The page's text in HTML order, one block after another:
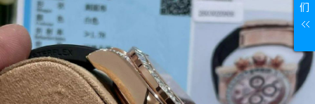
们